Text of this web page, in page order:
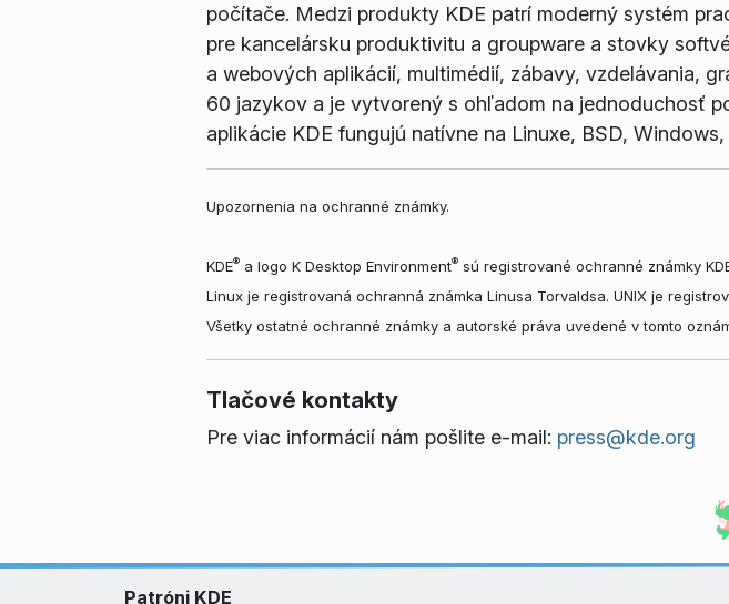
počítače. Medzi produkty KDE patrí moderný systém
pre kancelársku produktivitu a groupware a stovky
a webových aplikácií, multimédií, zábavy, vzdelávania,
60 jazykov a je vytvorený s ohľadom na jednoduchosť
aplikácie KDE fungujú natívne na Linuxe, BSD,
Upozornenia na ochranné známky.
KDE®a logo K Desktop Environment®sú registrované ochranné známky
Linux je registrovaná ochranná známka Linusa Torvaldsa. UNIX je
Všetky ostatné ochranné známky a autorské práva uvedené v tomto
Tlačové kontakty
Pre viac informácií nám pošlite e-mail: press@kde.org
Patróni KDE